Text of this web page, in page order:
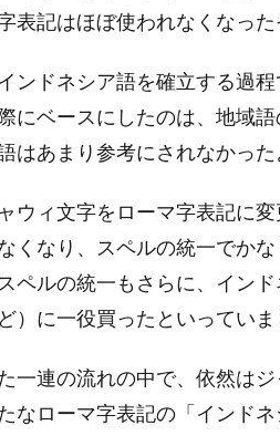
表記はほぼ使われなくなった
ンドネシア語を確立する過
にベースにしたのは、地域
はあまり参考にされなかった
ウィ文字をローマ字表記に
くなり、スペルの統一でか
ペルの統一もさらに、イン
）に一役買ったといっていま
一連の流れの中で、依然は
なローマ字表記の「インド